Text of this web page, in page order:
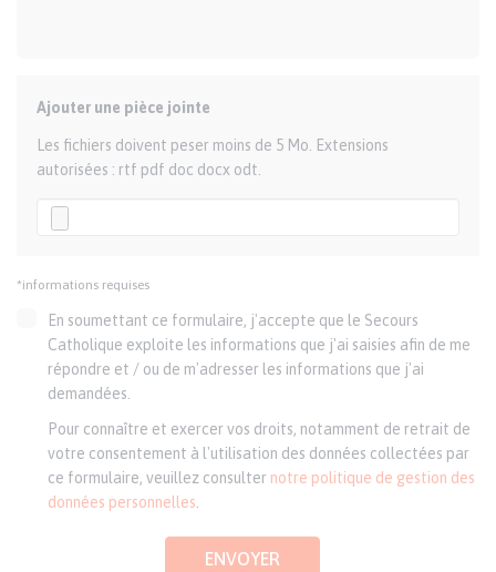
Ajouter une pièce jointe
Les fichiers doivent peser moins de 5 Mo. Extensions
autorisées : rtf pdf doc docx odt.
*informations requises
En soumettant ce formulaire, j'accepte que le Secours
Catholique exploite les informations que j'ai saisies afin de me
répondre et / ou de m'adresser les informations que j'ai
demandées.
Pour connaître et exercer vos droits, notamment de retrait de
votre consentement à l'utilisation des données collectées par
ce formulaire, veuillez consulter notre politique de gestion des
données personnelles
ENVOYER